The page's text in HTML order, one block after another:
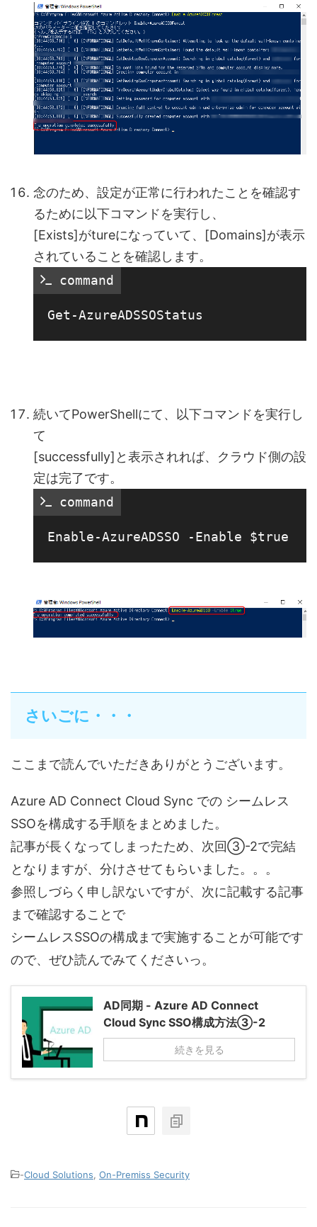
念のため、設定が正常に行われたことを確認す
るために以下コマンドを実行し、
[Exists]がtureになっていて、[Domains]が表示
されていることを確認します。
command
続いてPowerShellにて、以下コマンドを実行し
て
[successfully]と表示されれば、クラウド側の設
定は完了です。
command
さいごに・・・
ここまで読んでいただきありがとうございます。
Azure AD Connect Cloud Sync での シームレス
SSOを構成する手順をまとめました。
記事が長くなってしまったため、次回③-2で完結
となりますが、分けさせてもらいました。。。
参照しづらく申し訳ないですが、次に記載する記事
まで確認することで
シームレスSSOの構成まで実施することが可能です
ので、ぜひ読んでみてくださいっ。
AD同期 - Azure AD Connect
Cloud Sync SSO構成方法③-2
続きを見る
-Cloud Solutions On-Premiss Security